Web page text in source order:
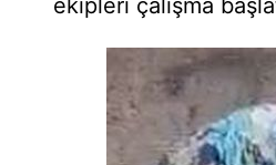
ekipleri çalışma